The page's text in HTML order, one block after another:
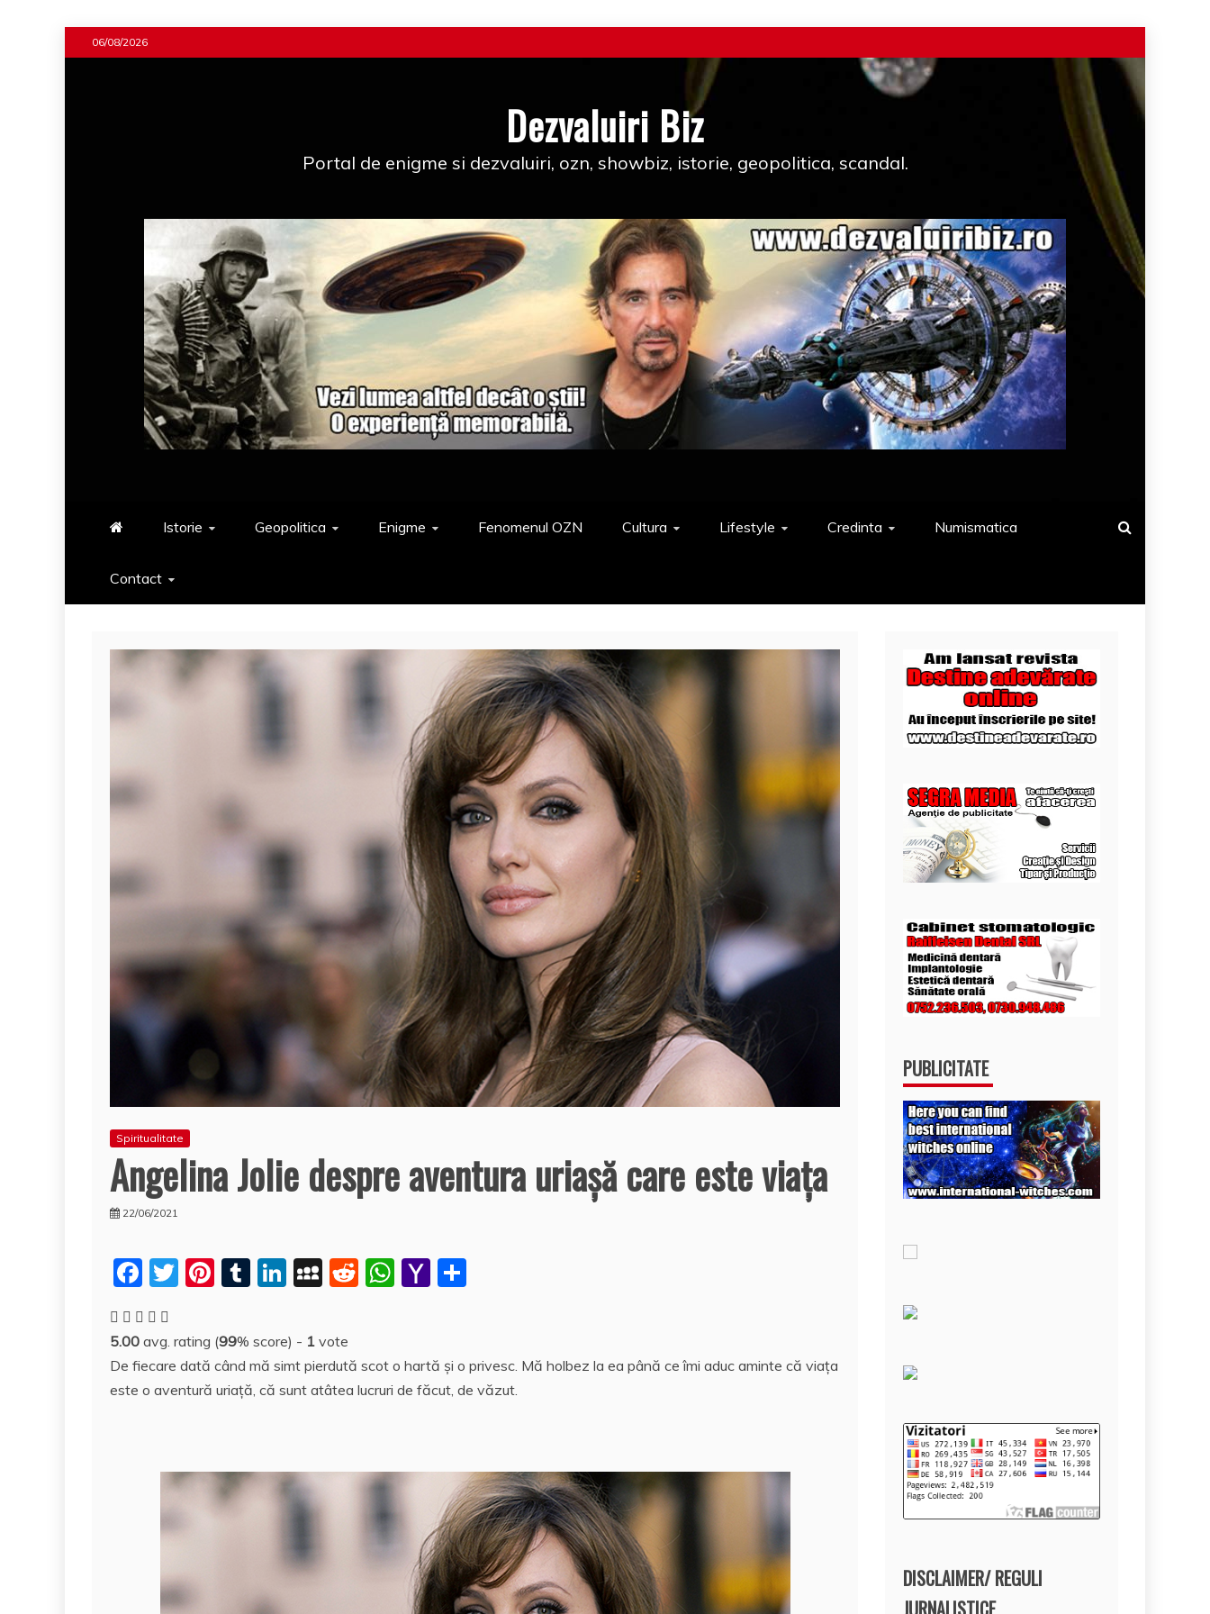
to
06/08/2026
Dezvaluiri Biz
Portal de enigme si dezvaluiri, ozn, showbiz, istorie, geopolitica, scandal.
Istorie Geopolitica Enigme Fenomenul OZN Cultura Lifestyle Credinta Numismatica
Contact
Spiritualitate
Angelina Jolie despre aventura uriaşă care este viaţa
22/06/2021
F
c
e
b
T
itt
er
Pi
er
e
st
T
m
bl
r
Li
k
e
dI
M
S
p
a
R
di
t
W
s
A
Y
o
o
l
aj
e
ă
5.00 avg. rating (99% score) - 1 vote
De fiecare dată când mă simt pierdută scot o hartă şi o privesc. Mă holbez la ea până ce îmi aduc aminte că viaţa
este o aventură uriaţă, că sunt atâtea lucruri de făcut, de văzut.
PUBLICITATE
DISCLAIMER/ REGULI
JURNALISTICE